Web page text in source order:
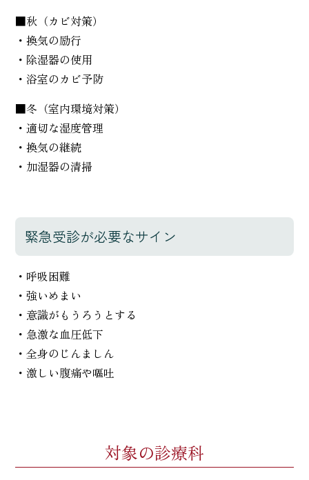
■秋（カビ対策）
・換気の励行
・除湿器の使用
・浴室のカビ予防
■冬（室内環境対策）
・適切な湿度管理
・換気の継続
・加湿器の清掃
緊急受診が必要なサイン
・呼吸困難
・強いめまい
・意識がもうろうとする
・急激な血圧低下
・全身のじんましん
・激しい腹痛や嘔吐
対象の診療科